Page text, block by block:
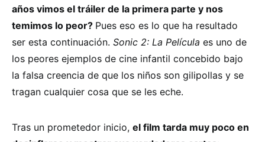
años vimos el tráiler de la primera parte y nos
temimos lo peor? Pues eso es lo que ha resultado
ser esta continuación. Sonic 2: La Película es uno de
los peores ejemplos de cine infantil concebido bajo
la falsa creencia de que los niños son gilipollas y se
tragan cualquier cosa que se les eche.
Tras un prometedor inicio, el film tarda muy poco en